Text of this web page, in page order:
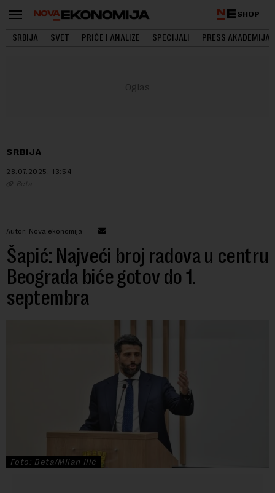
SHOP
SRBIJA SVET PRIČE I ANALIZE SPECIJALI PRESS AKADEMIJA
SRBIJA
28.07.2025. 13:54
Beta
Autor: Nova ekonomija
Šapić: Najveći broj radova u centru
Beograda biće gotov do 1.
septembra
Foto: Beta/Milan Ilić